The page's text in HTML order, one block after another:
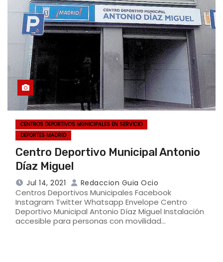
CENTROS DEPORTIVOS MUNICIPALES EN SERVICIO
DEPORTES MADRID
Centro Deportivo Municipal Antonio
Díaz Miguel
Jul 14, 2021 Redaccion Guia Ocio
Centros Deportivos Municipales Facebook
Instagram Twitter Whatsapp Envelope Centro
Deportivo Municipal Antonio Díaz Miguel Instalación
accesible para personas con movilidad…